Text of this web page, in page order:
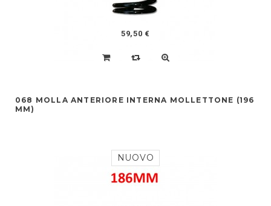
59,50 €
068 MOLLA ANTERIORE INTERNA MOLLETTONE (196
MM)
NUOVO